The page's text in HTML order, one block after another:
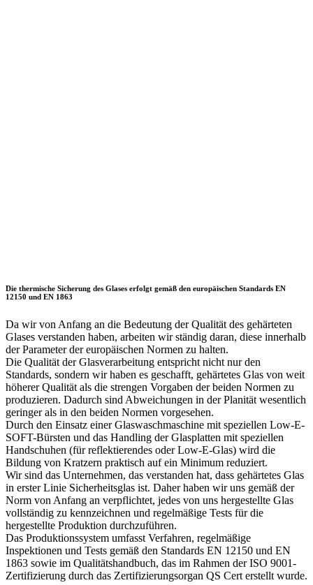
Die thermische Sicherung des Glases erfolgt gemäß den europäischen Standards EN
12150 und EN 1863
Da wir von Anfang an die Bedeutung der Qualität des gehärteten
Glases verstanden haben, arbeiten wir ständig daran, diese innerhalb
der Parameter der europäischen Normen zu halten.
Die Qualität der Glasverarbeitung entspricht nicht nur den
Standards, sondern wir haben es geschafft, gehärtetes Glas von weit
höherer Qualität als die strengen Vorgaben der beiden Normen zu
produzieren. Dadurch sind Abweichungen in der Planität wesentlich
geringer als in den beiden Normen vorgesehen.
Durch den Einsatz einer Glaswaschmaschine mit speziellen Low-E-
SOFT-Bürsten und das Handling der Glasplatten mit speziellen
Handschuhen (für reflektierendes oder Low-E-Glas) wird die
Bildung von Kratzern praktisch auf ein Minimum reduziert.
Wir sind das Unternehmen, das verstanden hat, dass gehärtetes Glas
in erster Linie Sicherheitsglas ist. Daher haben wir uns gemäß der
Norm von Anfang an verpflichtet, jedes von uns hergestellte Glas
vollständig zu kennzeichnen und regelmäßige Tests für die
hergestellte Produktion durchzuführen.
Das Produktionssystem umfasst Verfahren, regelmäßige
Inspektionen und Tests gemäß den Standards EN 12150 und EN
1863 sowie im Qualitätshandbuch, das im Rahmen der ISO 9001-
Zertifizierung durch das Zertifizierungsorgan QS Cert erstellt wurde.